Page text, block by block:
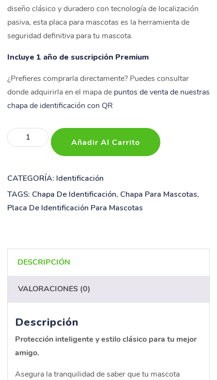
diseño clásico y duradero con tecnología de localización
pasiva, esta placa para mascotas es la herramienta de
seguridad definitiva para tu mascota.
Incluye 1 año de suscripción Premium
¿Prefieres comprarla directamente? Puedes consultar
donde adquirirla en el mapa de puntos de venta de nuestras
chapa de identificación con QR
Placa
de
redonda
Añadir Al Carrito
CATEGORÍA: Identificación
TAGS: Chapa De Identificación, Chapa Para Mascotas,
Placa De Identificación Para Mascotas
DESCRIPCIÓN
VALORACIONES (0)
Descripción
Protección inteligente y estilo clásico para tu mejor
amigo.
Asegura la tranquilidad de saber que tu mascota